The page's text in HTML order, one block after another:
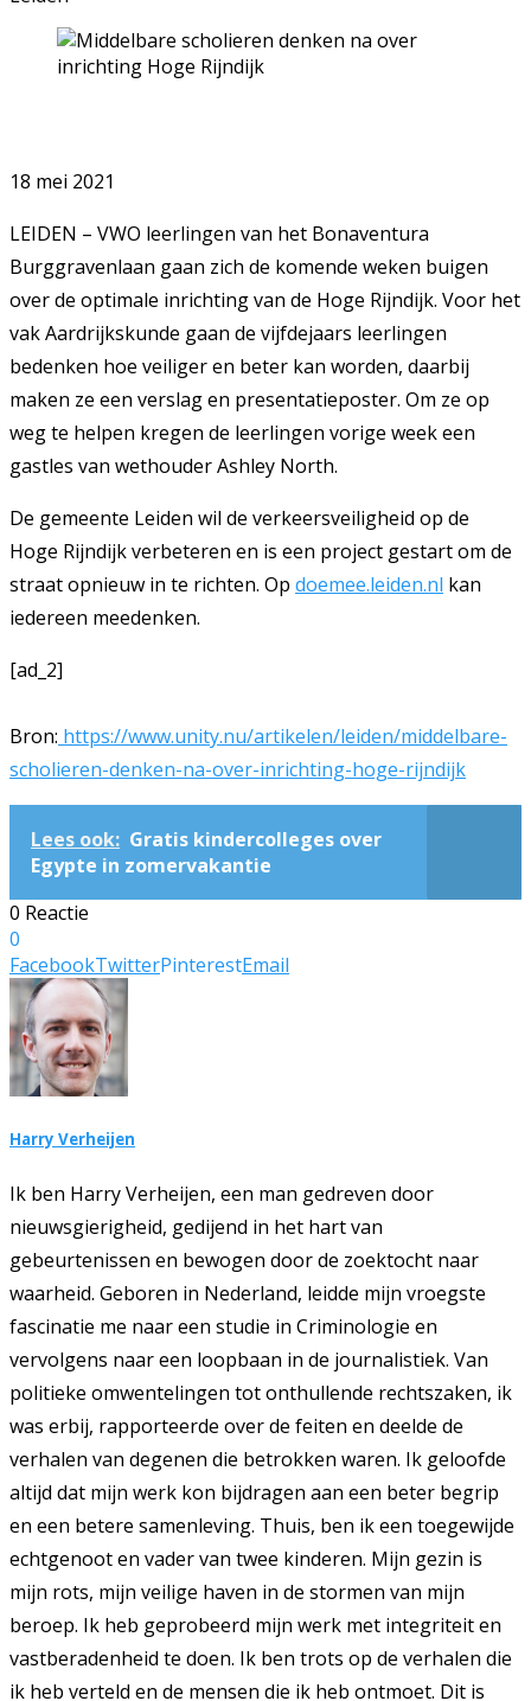
18 mei 2021
LEIDEN – VWO leerlingen van het Bonaventura
Burggravenlaan gaan zich de komende weken buigen
over de optimale inrichting van de Hoge Rijndijk. Voor het
vak Aardrijkskunde gaan de vijfdejaars leerlingen
bedenken hoe veiliger en beter kan worden, daarbij
maken ze een verslag en presentatieposter. Om ze op
weg te helpen kregen de leerlingen vorige week een
gastles van wethouder Ashley North.
De gemeente Leiden wil de verkeersveiligheid op de
Hoge Rijndijk verbeteren en is een project gestart om de
straat opnieuw in te richten. Op doemee.leiden.nl kan
iedereen meedenken.
[ad_2]
Bron: https://www.unity.nu/artikelen/leiden/middelbare-
scholieren-denken-na-over-inrichting-hoge-rijndijk
Lees ook: Gratis kindercolleges over
Egypte in zomervakantie
0 Reactie
0
FacebookTwitterPinterestEmail
Harry Verheijen
Ik ben Harry Verheijen, een man gedreven door
nieuwsgierigheid, gedijend in het hart van
gebeurtenissen en bewogen door de zoektocht naar
waarheid. Geboren in Nederland, leidde mijn vroegste
fascinatie me naar een studie in Criminologie en
vervolgens naar een loopbaan in de journalistiek. Van
politieke omwentelingen tot onthullende rechtszaken, ik
was erbij, rapporteerde over de feiten en deelde de
verhalen van degenen die betrokken waren. Ik geloofde
altijd dat mijn werk kon bijdragen aan een beter begrip
en een betere samenleving. Thuis, ben ik een toegewijde
echtgenoot en vader van twee kinderen. Mijn gezin is
mijn rots, mijn veilige haven in de stormen van mijn
beroep. Ik heb geprobeerd mijn werk met integriteit en
vastberadenheid te doen. Ik ben trots op de verhalen die
ik heb verteld en de mensen die ik heb ontmoet. Dit is